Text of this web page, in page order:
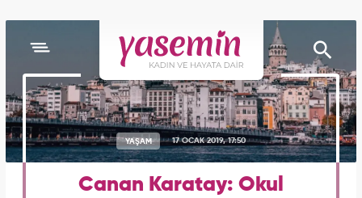
YAŞAM 17 OCAK 2019, 17:50
Canan Karatay: Okul